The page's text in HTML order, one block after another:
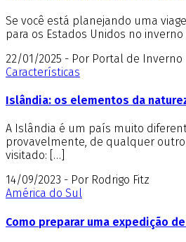
Se você está planejando uma
para os Estados Unidos no
22/01/2025 - Por Portal de Inverno
Características
Islândia: os elementos da
A Islândia é um país muito
provavelmente, de qualquer
visitado: […]
14/09/2023 - Por Rodrigo Fitz
América do Sul
Como preparar uma expedição